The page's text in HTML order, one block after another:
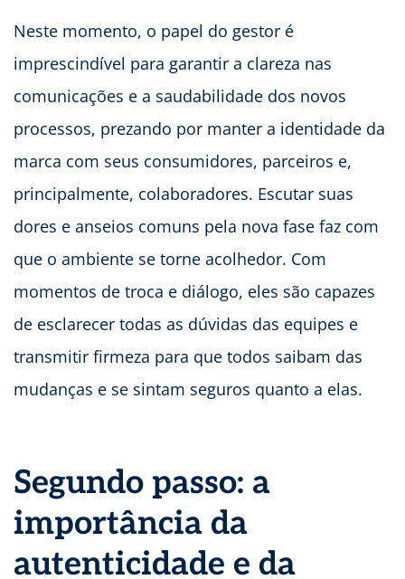
Neste momento, o papel do gestor é
imprescindível para garantir a clareza nas
comunicações e a saudabilidade dos novos
processos, prezando por manter a identidade da
marca com seus consumidores, parceiros e,
principalmente, colaboradores. Escutar suas
dores e anseios comuns pela nova fase faz com
que o ambiente se torne acolhedor. Com
momentos de troca e diálogo, eles são capazes
de esclarecer todas as dúvidas das equipes e
transmitir firmeza para que todos saibam das
mudanças e se sintam seguros quanto a elas.
Segundo passo: a
importância da
autenticidade e da